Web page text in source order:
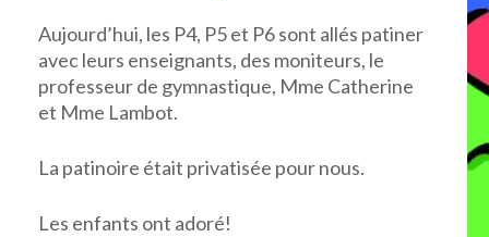
Aujourd’hui, les P4, P5 et P6 sont allés patiner
avec leurs enseignants, des moniteurs, le
professeur de gymnastique, Mme Catherine
et Mme Lambot.
La patinoire était privatisée pour nous.
Les enfants ont adoré!